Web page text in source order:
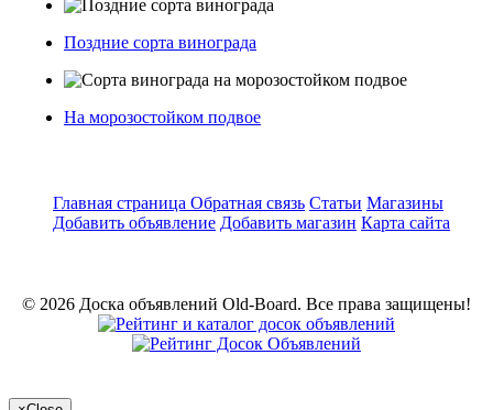
Поздние сорта винограда
На морозостойком подвое
Главная страница Обратная связь Статьи Магазины
Добавить объявление Добавить магазин Карта сайта
© 2026 Доска объявлений Old-Board. Все права защищены!